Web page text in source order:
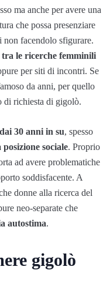
ma anche per avere una
che possa presenziare
facendolo sfigurare.
tra le ricerche femminili
per siti di incontri. Se
da anni, per quello
di richiesta di gigolò.
30 anni in su, spesso
posizione sociale. Proprio
ad avere problematiche
soddisfacente. A
donne alla ricerca del
neo-separate che
autostima.
gigolò